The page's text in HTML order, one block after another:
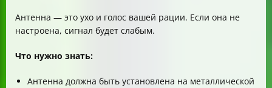
Антенна — это ухо и голос вашей рации. Если она не
настроена, сигнал будет слабым.
Что нужно знать:
Антенна должна быть установлена на металлической